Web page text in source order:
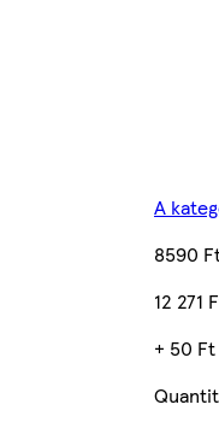
A
8590
12 271
+ 50